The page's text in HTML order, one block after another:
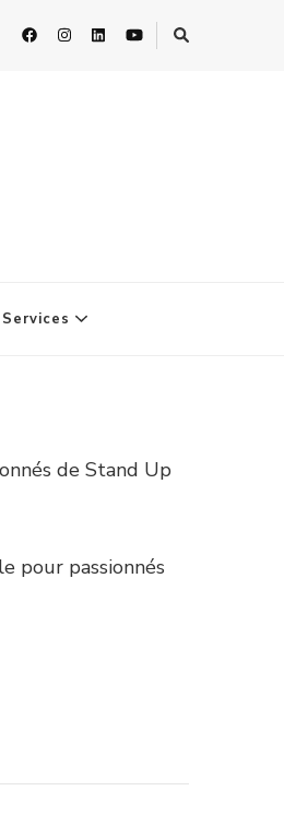
Services
de Stand Up
pour passionnés